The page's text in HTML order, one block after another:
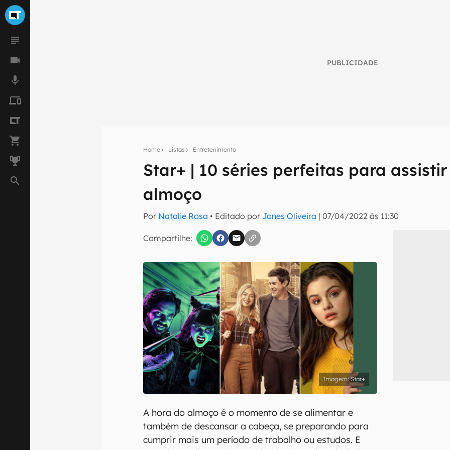
PUBLICIDADE
Home Listas Entretenimento
Star+ | 10 séries perfeitas para
almoço
Por Natalie Rosa • Editado por Jones Oliveira |07/04/2022 às 11:30
Compartilhe:
Seu resumo inteligente do mundo tech!
Assine a newsletter do Canaltech e receba notícias e reviews sobre tecnologia
mão.
inscreva-se
Confirmo que li, aceito e concordo com os Termos de Uso e Política de Privacidade do
Star+
A hora do almoço é o momento de se alimentar e
também de descansar a cabeça, se preparando para
cumprir mais um período de trabalho ou estudos. E